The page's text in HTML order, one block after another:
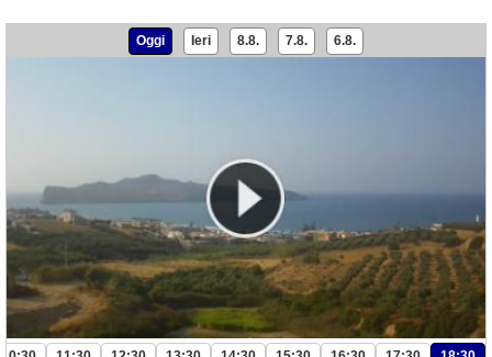
Oggi Ieri 8.8. 7.8. 6.8.